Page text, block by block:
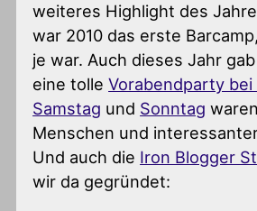
weiteres Highlight des
war 2010 das erste
je war. Auch dieses Jahr
eine tolleVorabendparty
Samstag und Sonntag
Menschen und
Und auch die Iron Blogger
wir da gegründet: